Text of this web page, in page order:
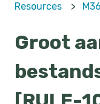
Resources
Groot